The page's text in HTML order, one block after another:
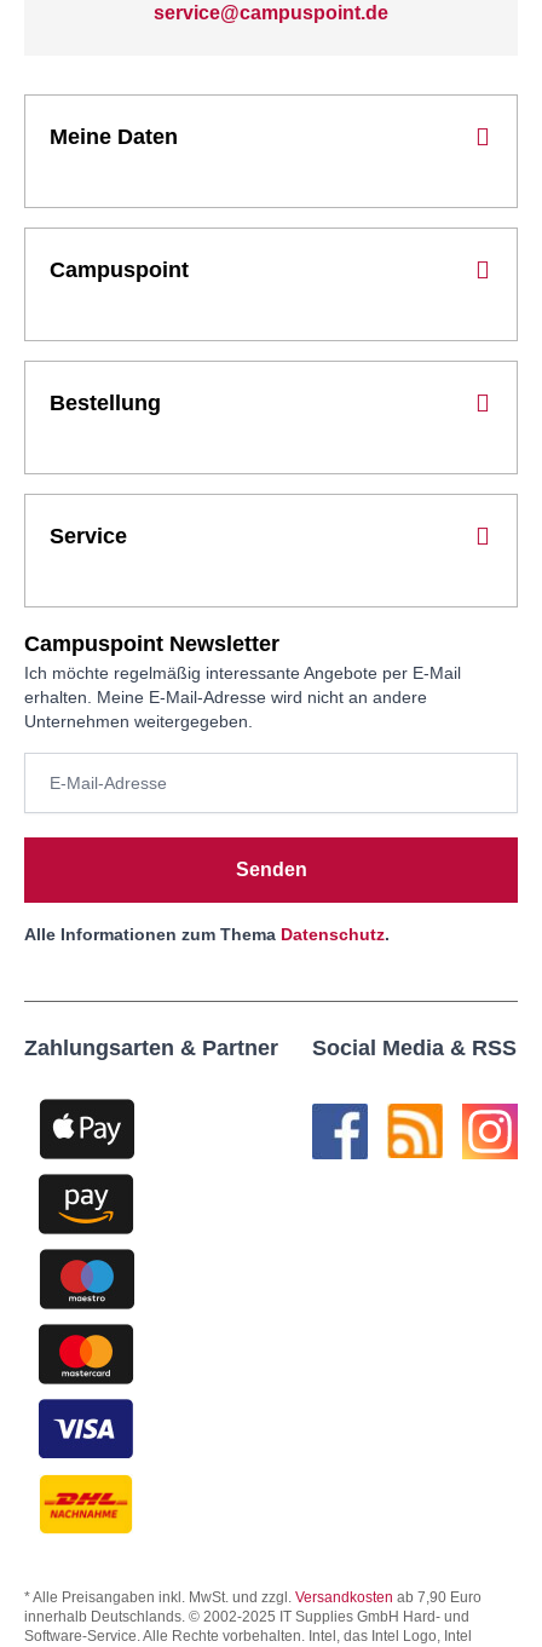
service@campuspoint.de
Meine Daten
Campuspoint
Bestellung
Service
Campuspoint Newsletter
Ich möchte regelmäßig interessante Angebote per E-Mail
erhalten. Meine E-Mail-Adresse wird nicht an andere
Unternehmen weitergegeben.
Senden
Alle Informationen zum Thema Datenschutz.
Zahlungsarten & Partner Social Media & RSS
* Alle Preisangaben inkl. MwSt. und zzgl. Versandkosten ab 7,90 Euro
innerhalb Deutschlands. © 2002-2025 IT Supplies GmbH Hard- und
Software-Service. Alle Rechte vorbehalten. Intel, das Intel Logo, Intel